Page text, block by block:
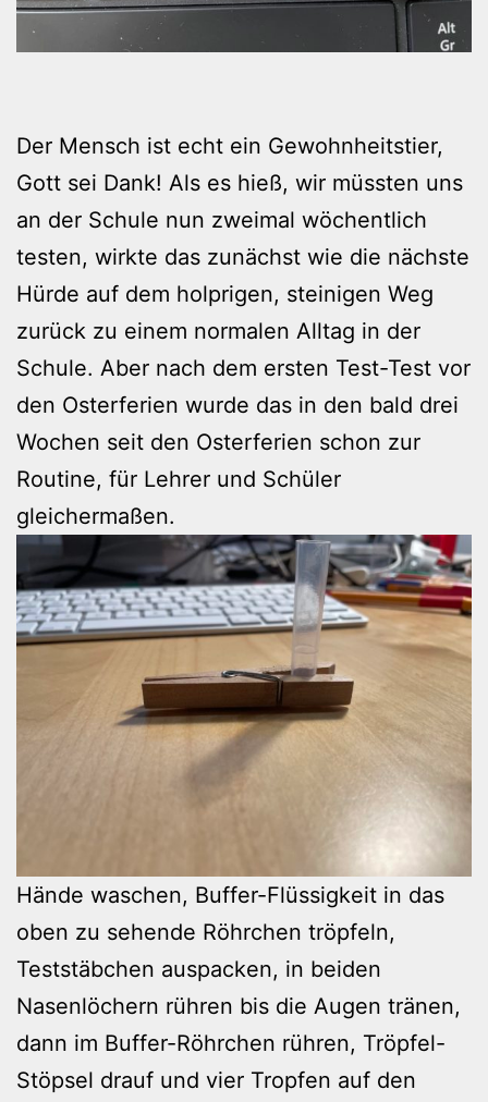
Der Mensch ist echt ein Gewohnheitstier,
Gott sei Dank! Als es hieß, wir müssten uns
an der Schule nun zweimal wöchentlich
testen, wirkte das zunächst wie die nächste
Hürde auf dem holprigen, steinigen Weg
zurück zu einem normalen Alltag in der
Schule. Aber nach dem ersten Test-Test vor
den Osterferien wurde das in den bald drei
Wochen seit den Osterferien schon zur
Routine, für Lehrer und Schüler
gleichermaßen.
Hände waschen, Buffer-Flüssigkeit in das
oben zu sehende Röhrchen tröpfeln,
Teststäbchen auspacken, in beiden
Nasenlöchern rühren bis die Augen tränen,
dann im Buffer-Röhrchen rühren, Tröpfel-
Stöpsel drauf und vier Tropfen auf den